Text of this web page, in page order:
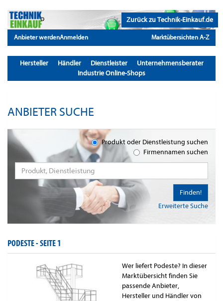
Zurück zu Technik-Einkauf.de
Anbieter werdenAnmelden Marktübersichten A-Z
Hersteller Händler Dienstleister
Unternehmensberater
Industrie Online-Shops
ANBIETER SUCHE
Produkt oder Dienstleistung suchen
Firmennamen suchen
Erweiterte Suche
Finden!
PODESTE -SEITE 1
Wer liefert Podeste? In dieser
Marktübersicht finden Sie
passende Anbieter,
Hersteller und Händler von